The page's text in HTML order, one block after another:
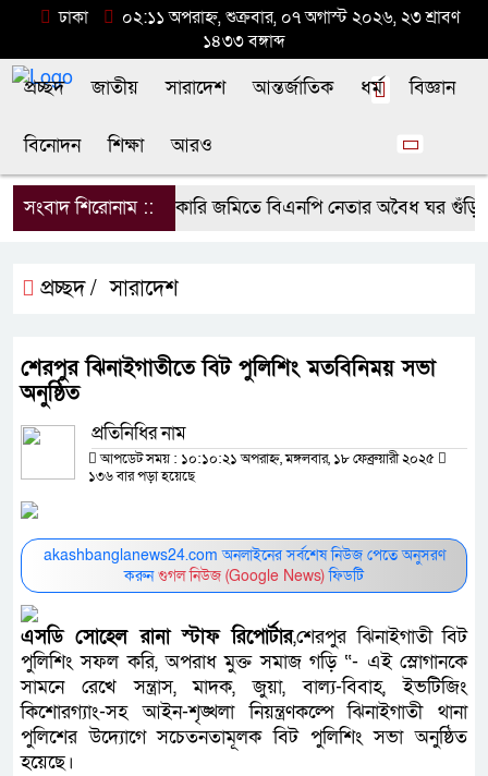
ঢাকা
০২:১১ অপরাহ্ন, শুক্রবার, ০৭ অগাস্ট ২০২৬, ২৩ শ্রাবণ
১৪৩৩ বঙ্গাব্দ
প্রচ্ছদ জাতীয় সারাদেশ আন্তর্জাতিক ধর্ম বিজ্ঞান
বিনোদন শিক্ষা আরও
সংবাদ শিরোনাম ::সরকারি জমিতে বিএনপি নেতার অবৈধ ঘর গুঁড়িয়ে
প্রচ্ছদ / সারাদেশ
শেরপুর ঝিনাইগাতীতে বিট পুলিশিং মতবিনিময় সভা
অনুষ্ঠিত
প্রতিনিধির নাম
আপডেট সময় : ১০:১০:২১ অপরাহ্ন, মঙ্গলবার, ১৮ ফেব্রুয়ারী ২০২৫
১৩৬ বার পড়া হয়েছে
akashbanglanews24.com অনলাইনের সর্বশেষ নিউজ পেতে অনুসরণ
করুনগুগল নিউজ (Google News)ফিডটি
এসডি সোহেল রানা স্টাফ রিপোর্টার,শেরপুর ঝিনাইগাতী বিট
পুলিশিং সফল করি, অপরাধ মুক্ত সমাজ গড়ি “- এই স্লোগানকে
সামনে রেখে সন্ত্রাস, মাদক, জুয়া, বাল্য-বিবাহ, ইভটিজিং
কিশোরগ্যাং-সহ আইন-শৃঙ্খলা নিয়ন্ত্রণকল্পে ঝিনাইগাতী থানা
পুলিশের উদ্যোগে সচেতনতামূলক বিট পুলিশিং সভা অনুষ্ঠিত
হয়েছে।